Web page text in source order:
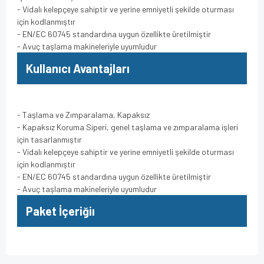
- Vidalı kelepçeye sahiptir ve yerine emniyetli şekilde oturması
için kodlanmıştır
- EN/EC 60745 standardına uygun özellikte üretilmiştir
- Avuç taşlama makineleriyle uyumludur
Kullanıcı Avantajları
- Taşlama ve Zımparalama, Kapaksız
- Kapaksız Koruma Siperi, genel taşlama ve zımparalama işleri
için tasarlanmıştır
- Vidalı kelepçeye sahiptir ve yerine emniyetli şekilde oturması
için kodlanmıştır
- EN/EC 60745 standardına uygun özellikte üretilmiştir
- Avuç taşlama makineleriyle uyumludur
Paket İçeriğiı